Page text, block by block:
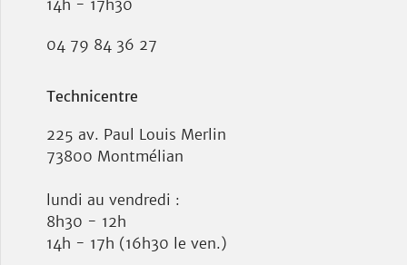
14h - 17h30
04 79 84 36 27
Technicentre
225 av. Paul Louis Merlin
73800 Montmélian
lundi au vendredi :
8h30 - 12h
14h - 17h (16h30 le ven.)